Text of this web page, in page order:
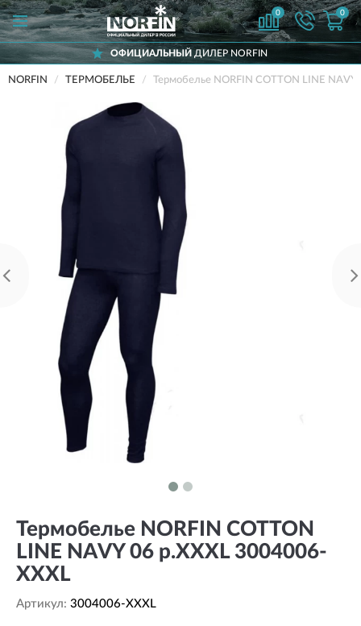
0 0
ОФИЦИАЛЬНЫЙДИЛЕР NORFIN
NORFIN ТЕРМОБЕЛЬЕ Термобелье NORFIN COTTON LINE NAVY
Термобелье NORFIN COTTON
LINE NAVY 06 р.XXXL 3004006-
XXXL
Артикул: 3004006-XXXL